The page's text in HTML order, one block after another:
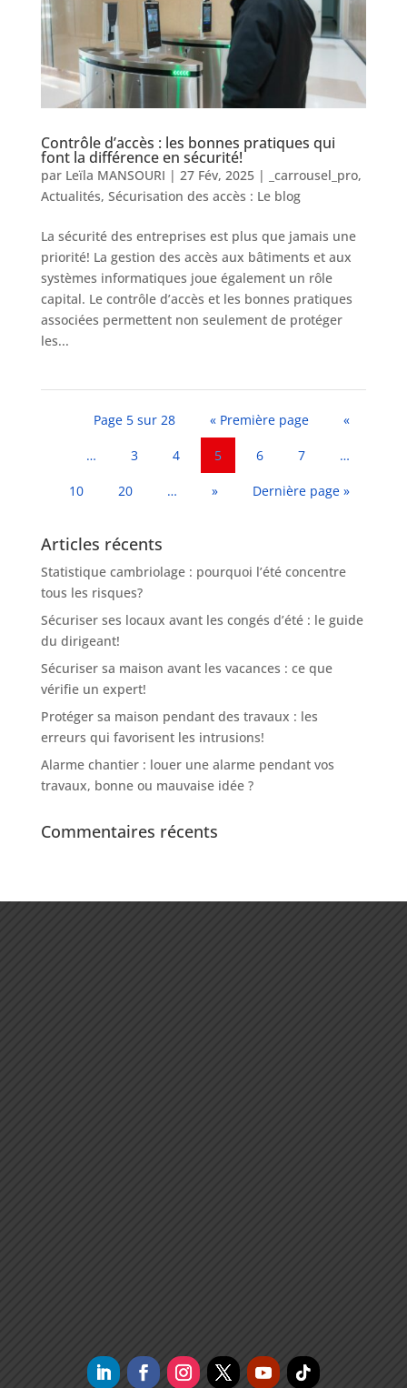
Contrôle d’accès : les bonnes pratiques qui
font la différence en sécurité!
par Leïla MANSOURI | 27 Fév, 2025| _carrousel_pro,
Actualités, Sécurisation des accès : Le blog
La sécurité des entreprises est plus que jamais une
priorité! La gestion des accès aux bâtiments et aux
systèmes informatiques joue également un rôle
capital. Le contrôle d’accès et les bonnes pratiques
associées permettent non seulement de protéger
les...
Page 5 sur 28 « Première page «
… 3 4 5 6 7 …
10 20 … » Dernière page »
Articles récents
Statistique cambriolage : pourquoi l’été concentre
tous les risques?
Sécuriser ses locaux avant les congés d’été : le guide
du dirigeant!
Sécuriser sa maison avant les vacances : ce que
vérifie un expert!
Protéger sa maison pendant des travaux : les
erreurs qui favorisent les intrusions!
Alarme chantier : louer une alarme pendant vos
travaux, bonne ou mauvaise idée ?
Commentaires récents